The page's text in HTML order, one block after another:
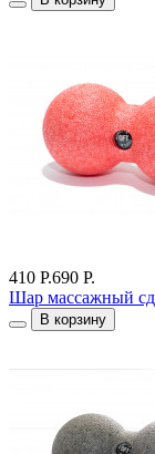
410 Р.690 Р.
Шар массажный
В корзину